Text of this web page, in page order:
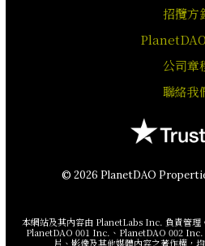
招攬方
公司章
聯絡我
© 2026 PlanetDAO
本網站及其內容由 PlanetLabs Inc. 負責管理
PlanetDAO 001 Inc.、PlanetDAO 002 Inc.
片、影像及其他媒體內容之著作權，